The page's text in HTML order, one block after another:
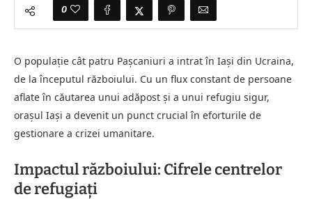
0
O populaţie cât patru Paşcaniuri a intrat în Iași din Ucraina,
de la începutul războiului. Cu un flux constant de persoane
aflate în căutarea unui adăpost și a unui refugiu sigur,
orașul Iași a devenit un punct crucial în eforturile de
gestionare a crizei umanitare.
Impactul războiului: Cifrele centrelor
de refugiați